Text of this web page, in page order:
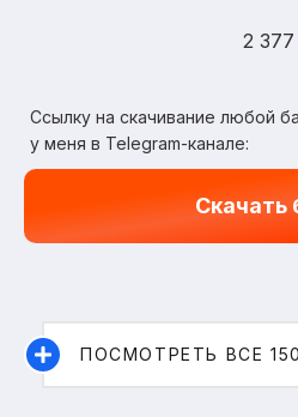
2 377
Ссылку на скачивание любой
у меня в Telegram-канале:
Скачать
ПОСМОТРЕТЬ ВСЕ